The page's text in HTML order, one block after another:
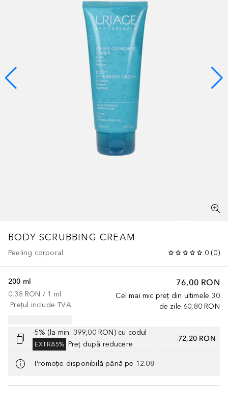
BODY SCRUBBING CREAM
Peeling corporal 0 (0)
76,00 RON
Cel mai mic preț din ultimele 30
de zile 60,80 RON
200 ml
0,38 RON / 1 ml
Prețul include TVA
-5% (la min. 399,00 RON) cu codul
EXTRA5% Preț după reducere
72,20 RON
Promoție disponibilă până pe 12.08